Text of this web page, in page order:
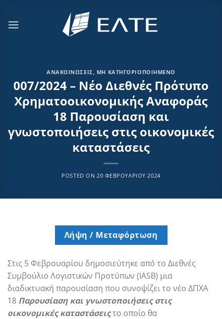
περιεχόμενο
ΑΝΑΚΟΙΝΏΣΕΙΣ, ΜΗ ΚΑΤΗΓΟΡΙΟΠΟΙΗΜΈΝΟ
007/2024 – Νέο Διεθνές Πρότυπο
Χρηματοοικονομικής Αναφοράς
18 Παρουσίαση και
γνωστοποιήσεις στις οικονομικές
καταστάσεις
POSTED ON 20 ΦΕΒΡΟΥΑΡΊΟΥ 2024
Λήψη / Μεταφόρτωση
Στις 5 Φεβρουαρίου δημοσιεύτηκε από το Διεθνές
Συμβούλιο Λογιστικών Προτύπων (IASB) μια
διαδικτυακή παρουσίαση που συνοψίζει το νέο ΔΠΧΑ
18 Παρουσίαση και γνωστοποιήσεις στις
οικονομικές καταστάσειςτο οποίο θα